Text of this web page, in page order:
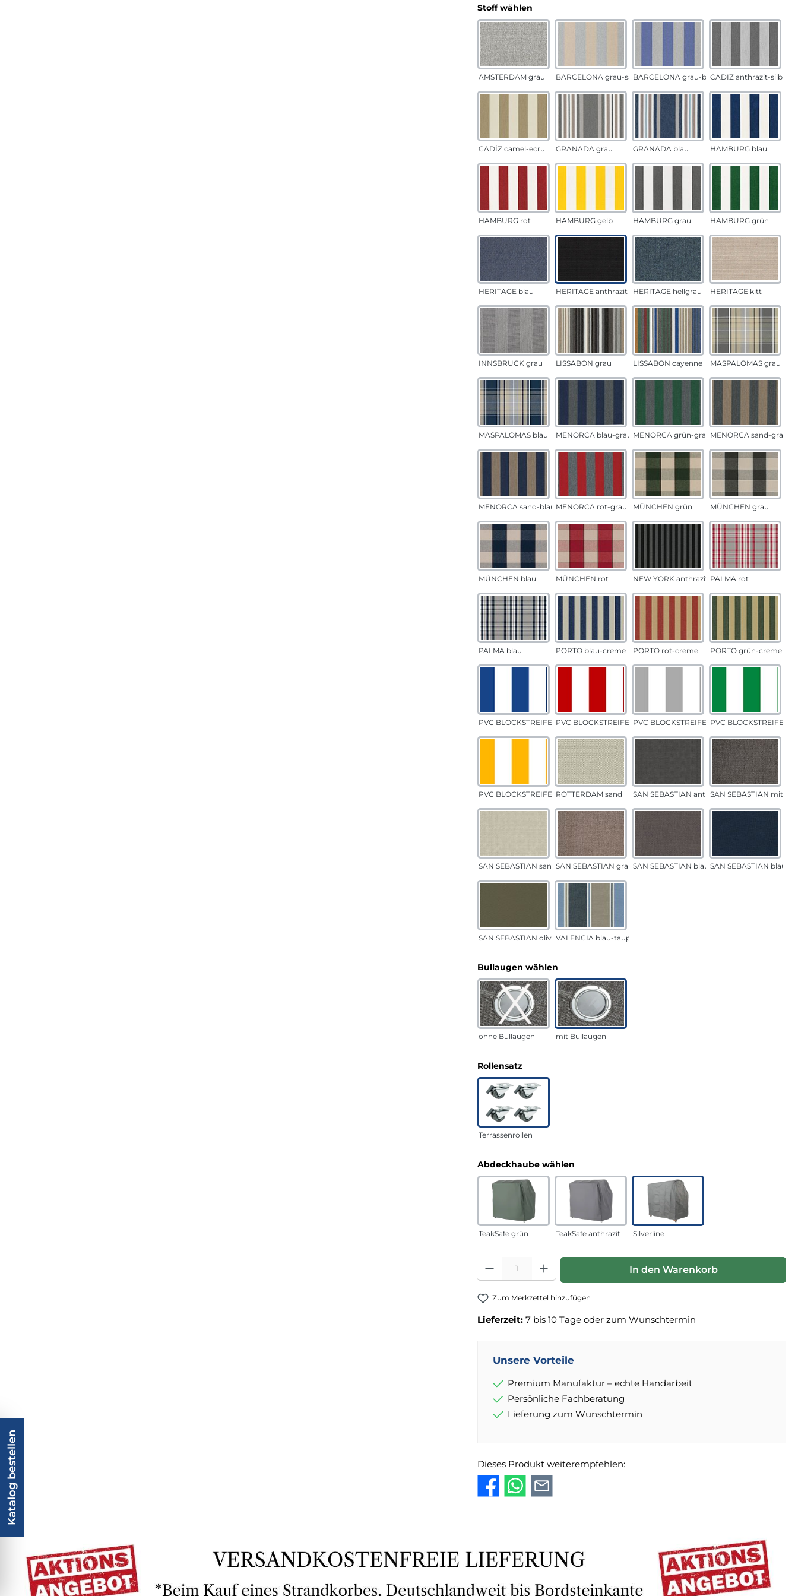
Stoff wählen
AMSTERDAM grau BARCELONA grau-sandBARCELONA grau-blauCADÍZ anthrazit-silber
CADÍZ camel-ecru GRANADA grau GRANADA blau HAMBURG blau
HAMBURG rot HAMBURG gelb HAMBURG grau HAMBURG grün
HERITAGE blau HERITAGE anthrazit HERITAGE hellgrau HERITAGE kitt
INNSBRUCK grau LISSABON grau LISSABON cayenne MASPALOMAS grau
MASPALOMAS blau MENORCA blau-grau MENORCA grün-grau MENORCA sand-grau
MENORCA sand-blau MENORCA rot-grau MÜNCHEN grün MÜNCHEN grau
MÜNCHEN blau MÜNCHEN rot NEW YORK anthrazit PALMA rot
PALMA blau PORTO blau-creme PORTO rot-creme PORTO grün-creme
PVC BLOCKSTREIFEN blauPVC BLOCKSTREIFEN rotPVC BLOCKSTREIFEN grauPVC BLOCKSTREIFEN
PVC BLOCKSTREIFEN gelbROTTERDAM sand SAN SEBASTIAN anthrazitSAN SEBASTIAN
SAN SEBASTIAN sandSAN SEBASTIAN grau-sandSAN SEBASTIAN blau-sandSAN SEBASTIAN blau
SAN SEBASTIAN oliv VALENCIA blau-taupe
Bullaugen wählen
ohne Bullaugen mit Bullaugen
Rollensatzauswählen
Terrassenrollen
Abdeckhaube wählen
TeakSafe grün TeakSafe anthrazit Silverline
Produkt Anzahl: Gib den gewünschten Wert ein oder benutze die
In den Warenkorb
Zum Merkzettel hinzufügen
Lieferzeit: 7 bis 10 Tage oder zum Wunschtermin
Unsere Vorteile
Premium Manufaktur – echte Handarbeit
Persönliche Fachberatung
Lieferung zum Wunschtermin
Dieses Produkt weiterempfehlen:
Katalog bestellen